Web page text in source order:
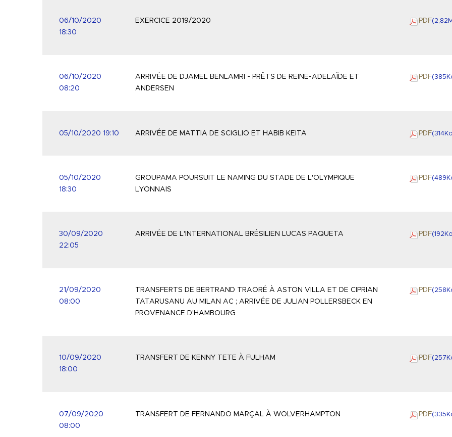
06/10/2020
18:30
EXERCICE 2019/2020 PDF(2,82
06/10/2020
08:20
ARRIVÉE DE DJAMEL BENLAMRI - PRÊTS DE REINE-ADELAÏDE ET
ANDERSEN
PDF(385
05/10/2020 19:10 ARRIVÉE DE MATTIA DE SCIGLIO ET HABIB KEITA PDF(314Ko
05/10/2020
18:30
GROUPAMA POURSUIT LE NAMING DU STADE DE L'OLYMPIQUE
LYONNAIS
PDF(489
30/09/2020
22:05
ARRIVÉE DE L'INTERNATIONAL BRÉSILIEN LUCAS PAQUETA PDF(192 Ko
21/09/2020
08:00
TRANSFERTS DE BERTRAND TRAORÉ À ASTON VILLA ET DE CIPRIAN
TATARUSANU AU MILAN AC ; ARRIVÉE DE JULIAN POLLERSBECK EN
PROVENANCE D'HAMBOURG
PDF(258
10/09/2020
18:00
TRANSFERT DE KENNY TETE À FULHAM PDF(257
07/09/2020
08:00
TRANSFERT DE FERNANDO MARÇAL À WOLVERHAMPTON PDF(335